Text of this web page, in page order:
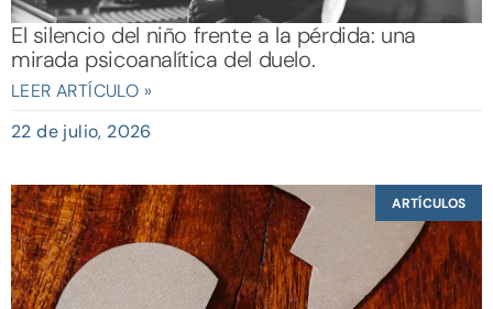
El silencio del niño frente a la pérdida: una
mirada psicoanalítica del duelo.
LEER ARTÍCULO »
22 de julio, 2026
ARTÍCULOS